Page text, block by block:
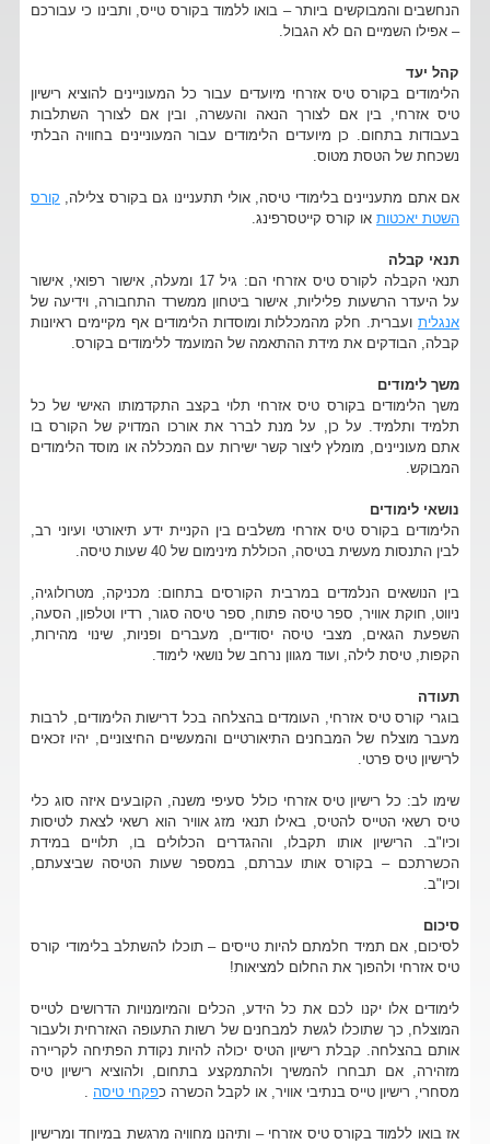
הנחשבים והמבוקשים ביותר – בואו ללמוד בקורס טייס, ותבינו כי עבורכם
– אפילו השמיים הם לא הגבול.
קהל יעד
הלימודים בקורס טיס אזרחי מיועדים עבור כל המעוניינים להוציא רישיון
טיס אזרחי, בין אם לצורך הנאה והעשרה, ובין אם לצורך השתלבות
בעבודות בתחום. כן מיועדים הלימודים עבור המעוניינים בחוויה הבלתי
נשכחת של הטסת מטוס.
אם אתם מתעניינים בלימודי טיסה, אולי תתעניינו גם בקורס צלילה, קורס
השטת יאכטותאו קורס קייטסרפינג.
תנאי קבלה
תנאי הקבלה לקורס טיס אזרחי הם: גיל 17 ומעלה, אישור רפואי, אישור
על היעדר הרשעות פליליות, אישור ביטחון ממשרד התחבורה, וידיעה של
אנגליתועברית. חלק מהמכללות ומוסדות הלימודים אף מקיימים ראיונות
קבלה, הבודקים את מידת ההתאמה של המועמד ללימודים בקורס.
משך לימודים
משך הלימודים בקורס טיס אזרחי תלוי בקצב התקדמותו האישי של כל
תלמיד ותלמיד. על כן, על מנת לברר את אורכו המדויק של הקורס בו
אתם מעוניינים, מומלץ ליצור קשר ישירות עם המכללה או מוסד הלימודים
המבוקש.
נושאי לימודים
הלימודים בקורס טיס אזרחי משלבים בין הקניית ידע תיאורטי ועיוני רב,
לבין התנסות מעשית בטיסה, הכוללת מינימום של 40 שעות טיסה.
בין הנושאים הנלמדים במרבית הקורסים בתחום: מכניקה, מטרולוגיה,
ניווט, חוקת אוויר, ספר טיסה פתוח, ספר טיסה סגור, רדיו וטלפון, הסעה,
השפעת הגאים, מצבי טיסה יסודיים, מעברים ופניות, שינוי מהירות,
הקפות, טיסת לילה, ועוד מגוון נרחב של נושאי לימוד.
תעודה
בוגרי קורס טיס אזרחי, העומדים בהצלחה בכל דרישות הלימודים, לרבות
מעבר מוצלח של המבחנים התיאורטיים והמעשיים החיצוניים, יהיו זכאים
לרישיון טיס פרטי.
שימו לב: כל רישיון טיס אזרחי כולל סעיפי משנה, הקובעים איזה סוג כלי
טיס רשאי הטייס להטיס, באילו תנאי מזג אוויר הוא רשאי לצאת לטיסות
וכיו"ב. הרישיון אותו תקבלו, וההגדרים הכלולים בו, תלויים במידת
הכשרתכם – בקורס אותו עברתם, במספר שעות הטיסה שביצעתם,
וכיו"ב.
סיכום
לסיכום, אם תמיד חלמתם להיות טייסים – תוכלו להשתלב בלימודי קורס
טיס אזרחי ולהפוך את החלום למציאות!
לימודים אלו יקנו לכם את כל הידע, הכלים והמיומנויות הדרושים לטייס
המוצלח, כך שתוכלו לגשת למבחנים של רשות התעופה האזרחית ולעבור
אותם בהצלחה. קבלת רישיון הטיס יכולה להיות נקודת הפתיחה לקריירה
מזהירה, אם תבחרו להמשיך ולהתמקצע בתחום, ולהוציא רישיון טיס
מסחרי, רישיון טייס בנתיבי אוויר, או לקבל הכשרה כפקחי טיסה
אז בואו ללמוד בקורס טיס אזרחי – ותיהנו מחוויה מרגשת במיוחד ומרישיון